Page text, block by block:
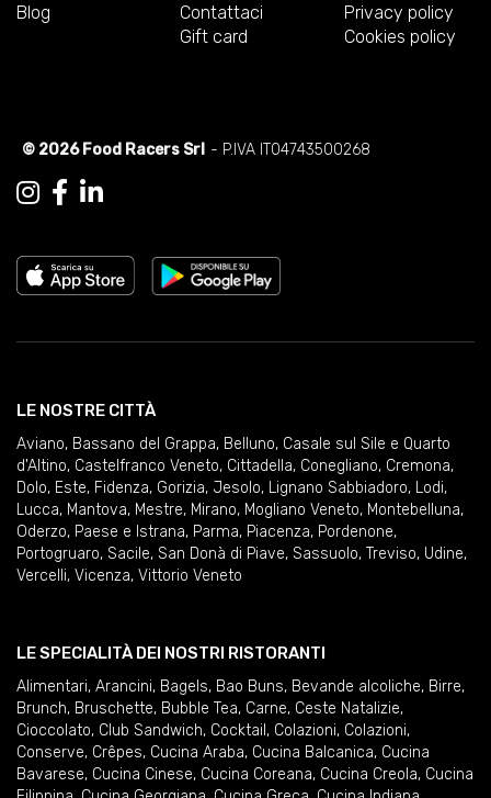
Blog
Contattaci
Gift card
Privacy policy
Cookies policy
© 2026 Food Racers Srl - P.IVA IT04743500268
LE NOSTRE CITTÀ
Aviano, Bassano del Grappa, Belluno, Casale sul Sile e Quarto
d'Altino, Castelfranco Veneto, Cittadella, Conegliano, Cremona,
Dolo, Este, Fidenza, Gorizia, Jesolo, Lignano Sabbiadoro, Lodi,
Lucca, Mantova, Mestre, Mirano, Mogliano Veneto, Montebelluna,
Oderzo, Paese e Istrana, Parma, Piacenza, Pordenone,
Portogruaro, Sacile, San Donà di Piave, Sassuolo, Treviso, Udine,
Vercelli, Vicenza, Vittorio Veneto
LE SPECIALITÀ DEI NOSTRI RISTORANTI
Alimentari, Arancini, Bagels, Bao Buns, Bevande alcoliche, Birre,
Brunch, Bruschette, Bubble Tea, Carne, Ceste Natalizie,
Cioccolato, Club Sandwich, Cocktail , Colazioni, Colazioni,
Conserve, Crêpes, Cucina Araba, Cucina Balcanica, Cucina
Bavarese, Cucina Cinese, Cucina Coreana, Cucina Creola, Cucina